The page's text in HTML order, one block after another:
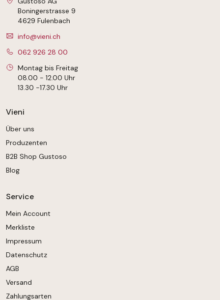
Boningerstrasse 9
4629 Fulenbach
info@vieni.ch
062 926 28 00
Montag bis Freitag
08.00 - 12.00 Uhr
13.30 -17.30 Uhr
Vieni
Über uns
Produzenten
B2B Shop Gustoso
Blog
Service
Mein Account
Merkliste
Impressum
Datenschutz
AGB
Versand
Zahlungsarten